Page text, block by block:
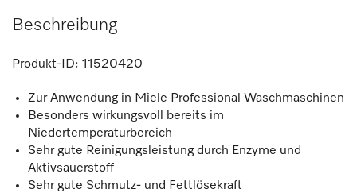
Beschreibung
Produkt-ID: 11520420
Zur Anwendung in Miele Professional Waschmaschinen
Besonders wirkungsvoll bereits im
Niedertemperaturbereich
Sehr gute Reinigungsleistung durch Enzyme und
Aktivsauerstoff
Sehr gute Schmutz- und Fettlösekraft